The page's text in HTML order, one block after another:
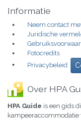
Informatie
Neem contact
Juridische
Fotocredits
Privacybeleid
Over HPA
HPA Guide is een gids
kampeeraccommodatie